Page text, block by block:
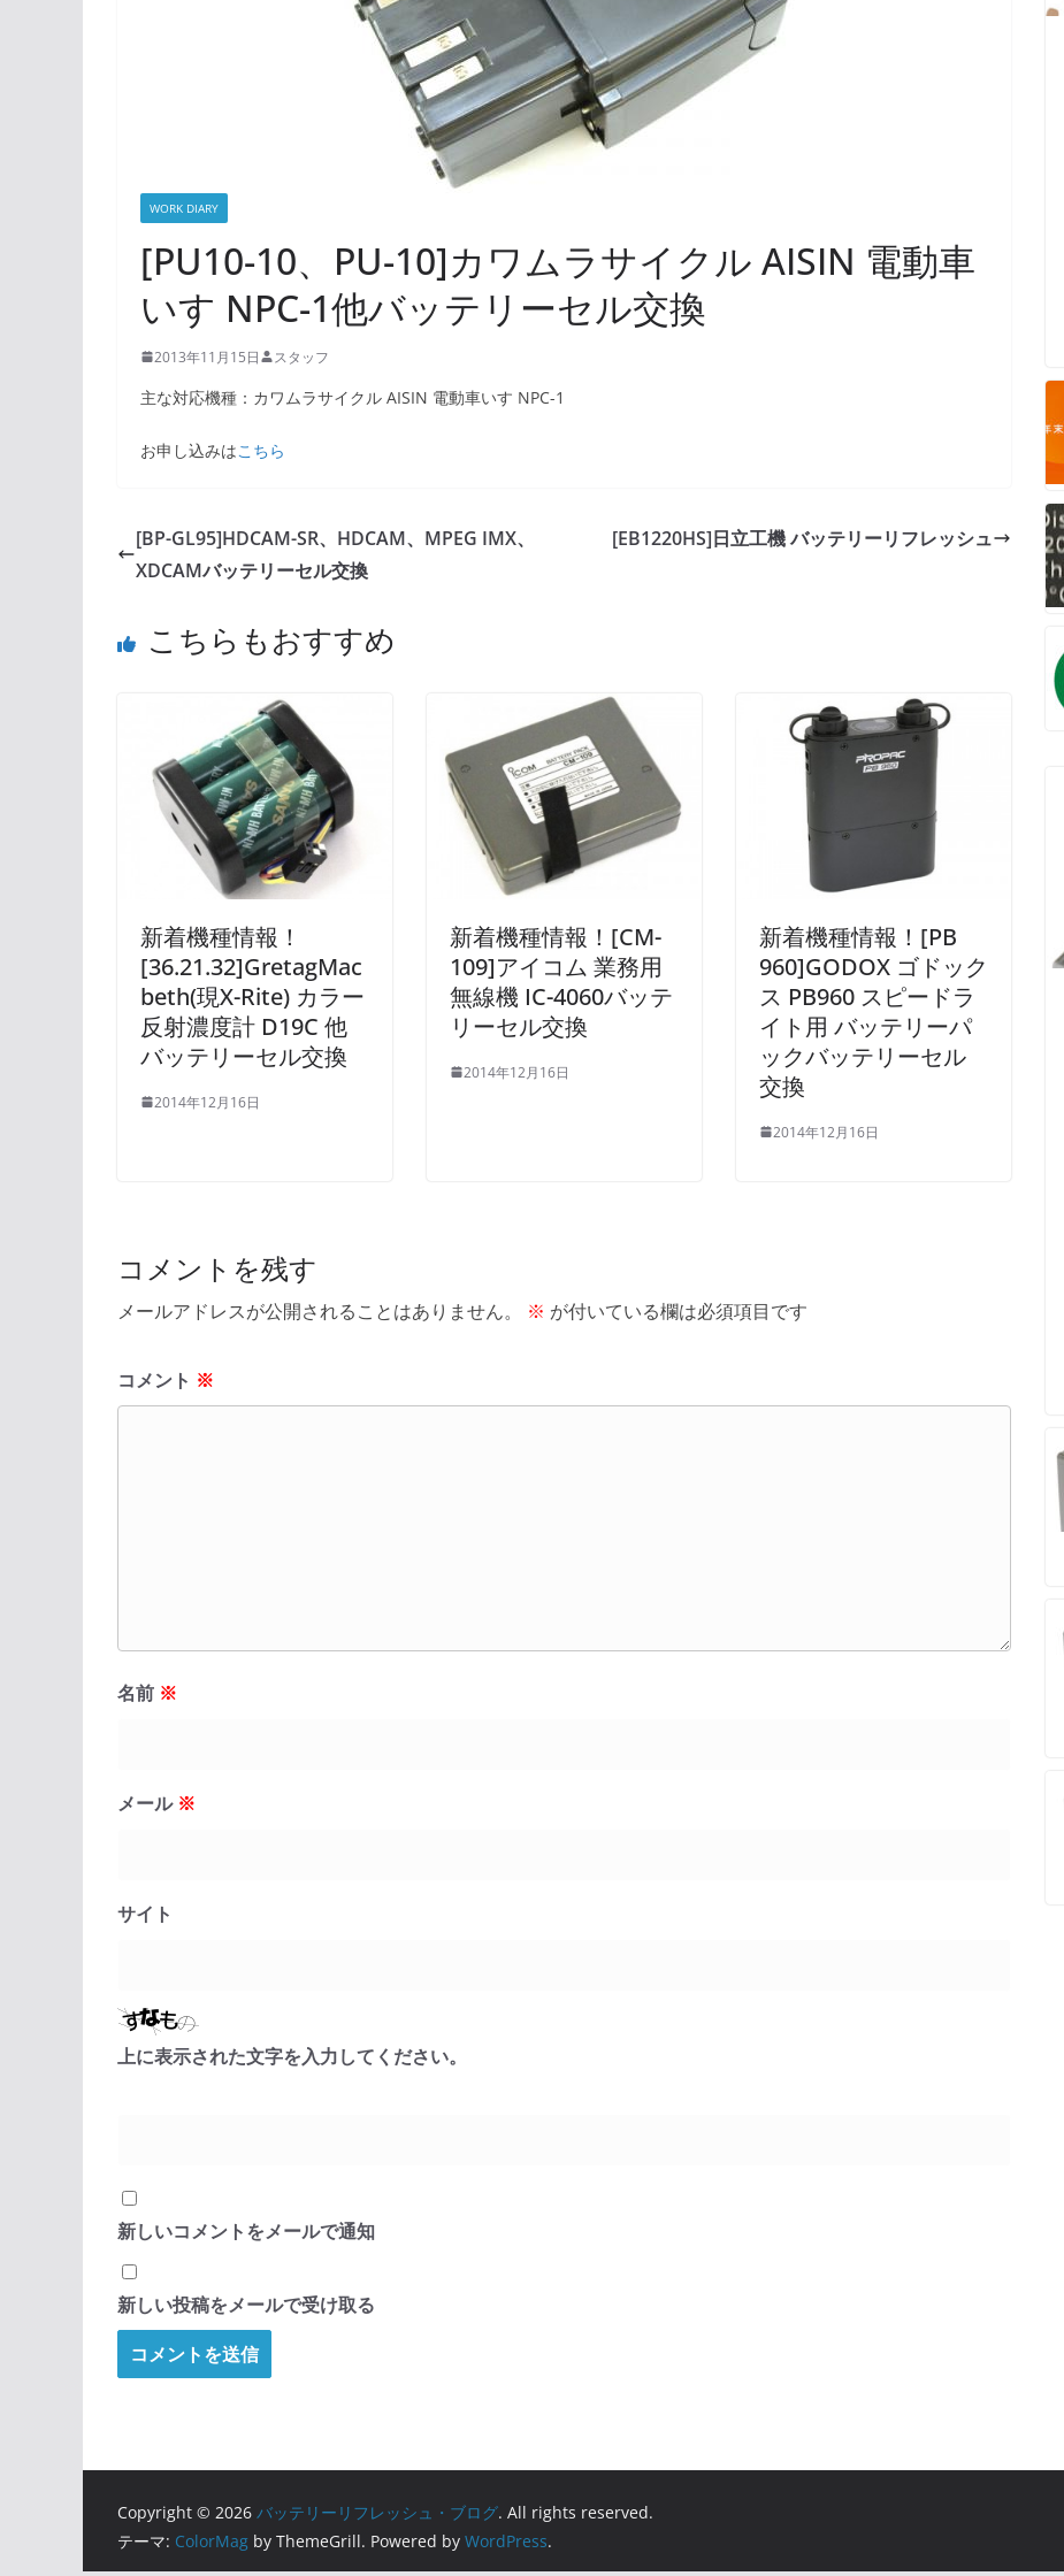
WORK DIARY
[PU10-10、PU-10]カワムラサイクル AISIN 電動車
いす NPC-1他バッテリーセル交換
2013年11月15日 スタッフ
主な対応機種：カワムラサイクル AISIN 電動車いす NPC-1
お申し込みはこちら
[BP-GL95]HDCAM-SR、HDCAM、MPEG IMX、
XDCAMバッテリーセル交換
[EB1220HS]日立工機 バッテリーリフレッシュ
こちらもおすすめ
新着機種情報！
[36.21.32]GretagMac
beth(現X-Rite) カラー
反射濃度計 D19C 他
バッテリーセル交換
2014年12月16日
新着機種情報！[CM-
109]アイコム 業務用
無線機 IC-4060バッテ
リーセル交換
2014年12月16日
新着機種情報！[PB
960]GODOX ゴドック
ス PB960 スピードラ
イト用 バッテリーパ
ックバッテリーセル
交換
2014年12月16日
コメントを残す
メールアドレスが公開されることはありません。 ※ が付いている欄は必須項目です
コメント ※
名前 ※
メール ※
サイト
上に表示された文字を入力してください。
新しいコメントをメールで通知
新しい投稿をメールで受け取る
Copyright © 2026 バッテリーリフレッシュ・ブログ. All rights reserved.
テーマ: ColorMag by ThemeGrill. Powered by WordPress.